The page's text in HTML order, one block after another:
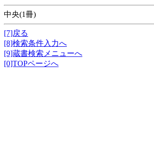
中央(1冊)
[7]戻る
[8]検索条件入力へ
[9]蔵書検索メニューへ
[0]TOPページへ